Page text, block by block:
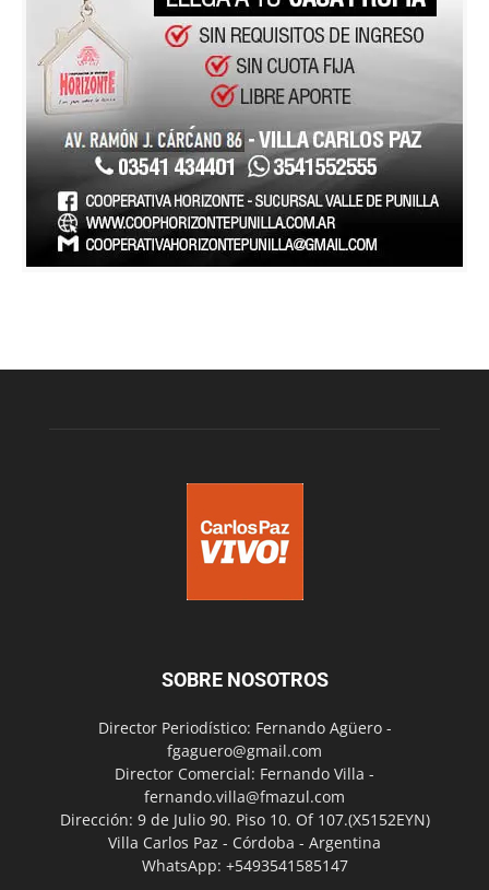
SOBRE NOSOTROS
Director Periodístico: Fernando Agüero -
fgaguero@gmail.com
Director Comercial: Fernando Villa -
fernando.villa@fmazul.com
Dirección: 9 de Julio 90. Piso 10. Of 107.(X5152EYN)
Villa Carlos Paz - Córdoba - Argentina
WhatsApp: +5493541585147